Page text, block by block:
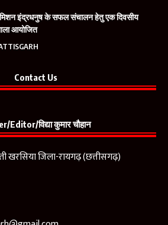
इंद्रधनुष के सफल संचालन हेतु एक दिवसीय
आयोजित
Contact Us
Editor/विद्या कुमार चौहान
खरसिया जिला-रायगढ़ (छत्तीसगढ़)